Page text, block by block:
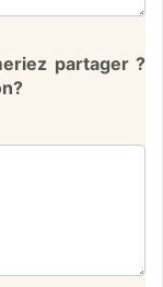
partager ?